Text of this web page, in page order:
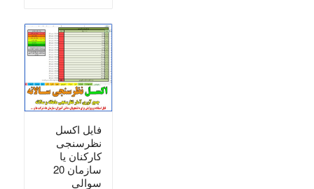
فایل اکسل
نظرسنجی
کارکنان یا
سازمان 20
سوالی